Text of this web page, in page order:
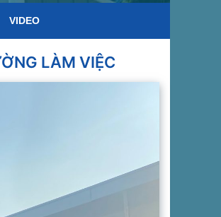
VIDEO
LÀM VIỆC